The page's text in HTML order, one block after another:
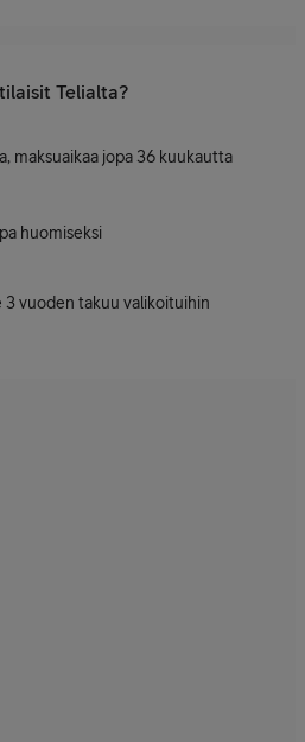
Telialta?
maksuaikaa jopa 36 kuukautta
huomiseksi
3 vuoden takuu valikoituihin